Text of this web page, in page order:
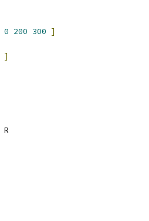
0 200 300 ]
]
R